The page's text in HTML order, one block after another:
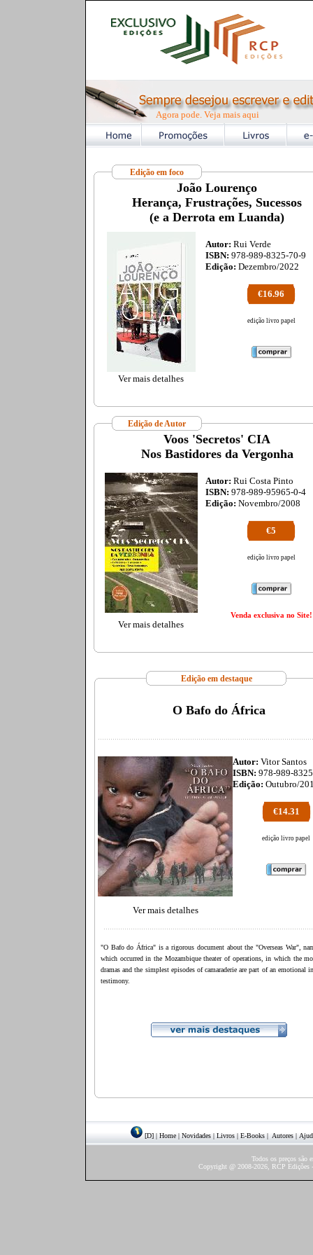
Agora pode. Veja mais aqui
Edição em foco
João Lourenço
Herança, Frustrações, Sucessos
(e a Derrota em Luanda)
Autor: Rui Verde
ISBN: 978-989-8325-70-9
Edição: Dezembro/2022
€16.96
edição livro papel
Ver mais detalhes
Edição de Autor
Voos 'Secretos' CIA
Nos Bastidores da Vergonha
Autor: Rui Costa Pinto
ISBN: 978-989-95965-0-4
Edição: Novembro/2008
€5
edição livro papel
Venda exclusiva no Site!
Ver mais detalhes
Edição em destaque
O Bafo do África
Ver mais detalhes
Autor: Vitor Santos
ISBN: 978-989-
Edição: Outubro/
€14.31
edição livro papel
"O Bafo do África" ​​is a rigorous document about the "Overseas War",
which occurred in the Mozambique theater of operations, in which the
dramas and the simplest episodes of camaraderie are part of an emotional
testimony.
[D] | Home | Novidades | Livros | E-Books | Autores |
Todos os preços são
Copyright @ 2008-2026, RCP Edições